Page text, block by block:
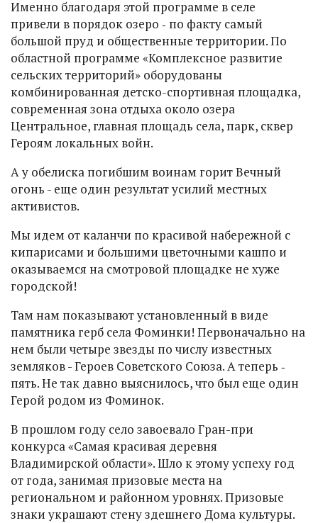
Именно благодаря этой программе в селе
привели в порядок озеро ‑ по факту самый
большой пруд и общественные территории. По
областной программе «Комплексное развитие
сельских территорий» оборудованы
комбинированная детско-спортивная площадка,
современная зона отдыха около озера
Центральное, главная площадь села, парк, сквер
Героям локальных войн.
А у обелиска погибшим воинам горит Вечный
огонь - еще один результат усилий местных
активистов.
Мы идем от каланчи по красивой набережной с
кипарисами и большими цветочными кашпо и
оказываемся на смотровой площадке не хуже
городской!
Там нам показывают установленный в виде
памятника герб села Фоминки! Первоначально на
нем были четыре звезды по числу известных
земляков - Героев Советского Союза. А теперь ‑
пять. Не так давно выяснилось, что был еще один
Герой родом из Фоминок.
В прошлом году село завоевало Гран-при
конкурса «Самая красивая деревня
Владимирской области». Шло к этому успеху год
от года, занимая призовые места на
региональном и районном уровнях. Призовые
знаки украшают стену здешнего Дома культуры.